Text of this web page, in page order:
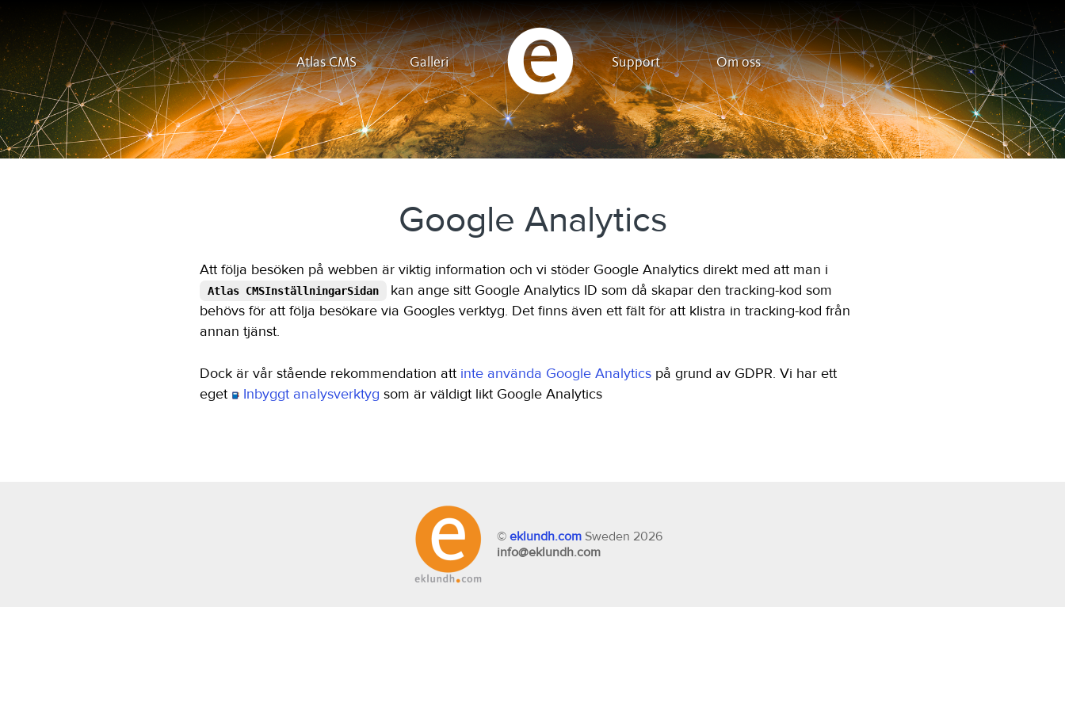
Atlas CMS Galleri Support Om oss
Google Analytics
Att följa besöken på webben är viktig information och vi stöder Google Analytics direkt med att man i
Atlas CMSInställningarSidan
kan ange sitt Google Analytics ID som då skapar den tracking-kod som
behövs för att följa besökare via Googles verktyg. Det finns även ett fält för att klistra in tracking-kod från
annan tjänst.
Dock är vår stående rekommendation att inte använda Google Analytics på grund av GDPR. Vi har ett
eget
Inbyggt analysverktyg som är väldigt likt Google Analytics
© eklundh.com Sweden 2026
info@eklundh.com